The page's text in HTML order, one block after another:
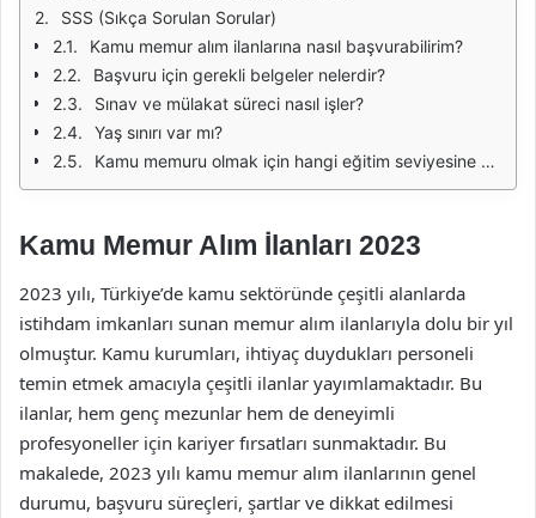
SSS (Sıkça Sorulan Sorular)
Kamu memur alım ilanlarına nasıl başvurabilirim?
Başvuru için gerekli belgeler nelerdir?
Sınav ve mülakat süreci nasıl işler?
Yaş sınırı var mı?
Kamu memuru olmak için hangi eğitim seviyesine sahip olmak gerekiyor?
Kamu Memur Alım İlanları 2023
2023 yılı, Türkiye’de kamu sektöründe çeşitli alanlarda
istihdam imkanları sunan memur alım ilanlarıyla dolu bir yıl
olmuştur. Kamu kurumları, ihtiyaç duydukları personeli
temin etmek amacıyla çeşitli ilanlar yayımlamaktadır. Bu
ilanlar, hem genç mezunlar hem de deneyimli
profesyoneller için kariyer fırsatları sunmaktadır. Bu
makalede, 2023 yılı kamu memur alım ilanlarının genel
durumu, başvuru süreçleri, şartlar ve dikkat edilmesi